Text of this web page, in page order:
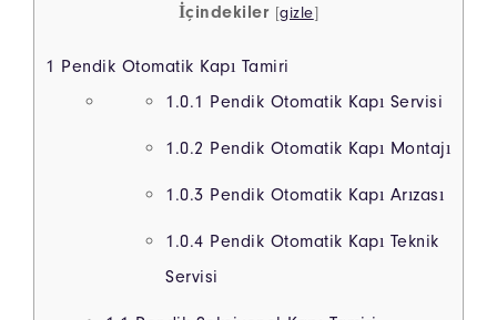
İçindekiler [gizle]
1 Pendik Otomatik Kapı Tamiri
1.0.1 Pendik Otomatik Kapı Servisi
1.0.2 Pendik Otomatik Kapı Montajı
1.0.3 Pendik Otomatik Kapı Arızası
1.0.4 Pendik Otomatik Kapı Teknik
Servisi